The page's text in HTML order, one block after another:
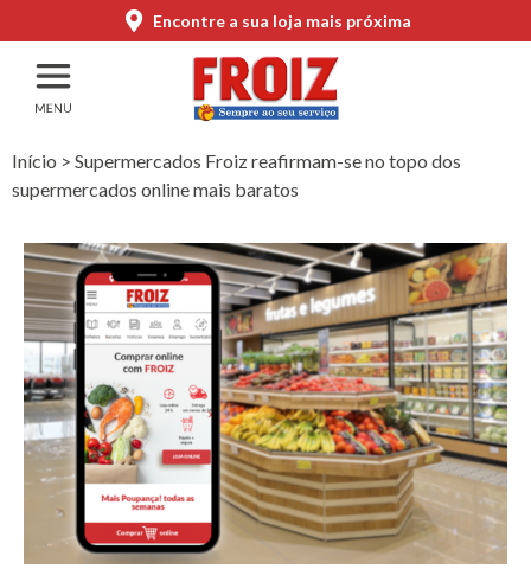
Encontre a sua loja mais próxima
Início > Supermercados Froiz reafirmam-se no topo dos
supermercados online mais baratos